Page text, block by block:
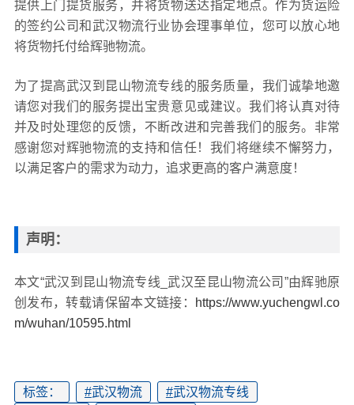
提供上门提货服务，并将货物送达指定地点。作为货运险
的签约公司和武汉物流行业协会理事单位，您可以放心地
将货物托付给辉驰物流。
为了提高武汉到昆山物流专线的服务质量，我们诚挚地邀
请您对我们的服务提出宝贵意见或建议。我们将认真对待
并及时处理您的反馈，不断改进和完善我们的服务。非常
感谢您对辉驰物流的支持和信任！我们将继续不懈努力，
以满足客户的需求为动力，追求更高的客户满意度！
声明：
本文“武汉到昆山物流专线_武汉至昆山物流公司”由辉驰原
创发布，转载请保留本文链接：
https://www.yuchengwl.co
m/wuhan/10595.html
标签： #武汉物流 #武汉物流专线